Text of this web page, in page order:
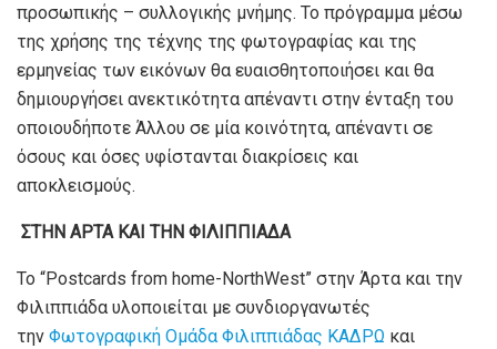
προσωπικής – συλλογικής μνήμης. Το πρόγραμμα μέσω
της χρήσης της τέχνης της φωτογραφίας και της
ερμηνείας των εικόνων θα ευαισθητοποιήσει και θα
δημιουργήσει ανεκτικότητα απέναντι στην ένταξη του
οποιουδήποτε Άλλου σε μία κοινότητα, απέναντι σε
όσους και όσες υφίστανται διακρίσεις και
αποκλεισμούς.
ΣΤΗΝ ΑΡΤΑ ΚΑΙ ΤΗΝ ΦΙΛΙΠΠΙΑΔΑ
Το “Postcards from home-NorthWest” στην Άρτα και την
Φιλιππιάδα υλοποιείται με συνδιοργανωτές
την Φωτογραφική Ομάδα Φιλιππιάδας ΚΑΔΡΩ και